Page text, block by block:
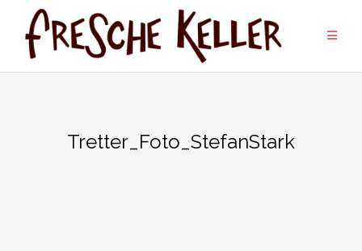
Inhalt
springen
Tretter_Foto_StefanStark